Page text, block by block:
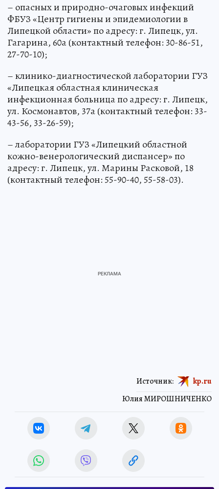
– опасных и природно-очаговых инфекций
ФБУЗ «Центр гигиены и эпидемиологии в
Липецкой области» по адресу: г. Липецк, ул.
Гагарина, 60а (контактный телефон: 30-86-51,
27-70-10);
– клинико-диагностической лаборатории ГУЗ
«Липецкая областная клиническая
инфекционная больница по адресу: г. Липецк,
ул. Космонавтов, 37а (контактный телефон: 33-
43-56, 33-26-59);
– лаборатории ГУЗ «Липецкий областной
кожно-венерологический диспансер» по
адресу: г. Липецк, ул. Марины Расковой, 18
(контактный телефон: 55-90-40, 55-58-03).
Юлия МИРОШНИЧЕНКО
Источник: kp.ru